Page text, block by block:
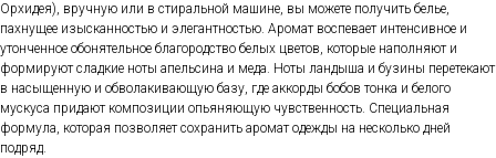
Орхидея), вручную или в стиральной машине, вы можете получить белье,
пахнущее изысканностью и элегантностью. Аромат воспевает интенсивное и
утонченное обонятельное благородство белых цветов, которые наполняют и
формируют сладкие ноты апельсина и меда. Ноты ландыша и бузины перетекают
в насыщенную и обволакивающую базу, где аккорды бобов тонка и белого
мускуса придают композиции опьяняющую чувственность. Специальная
формула, которая позволяет сохранить аромат одежды на несколько дней
подряд.